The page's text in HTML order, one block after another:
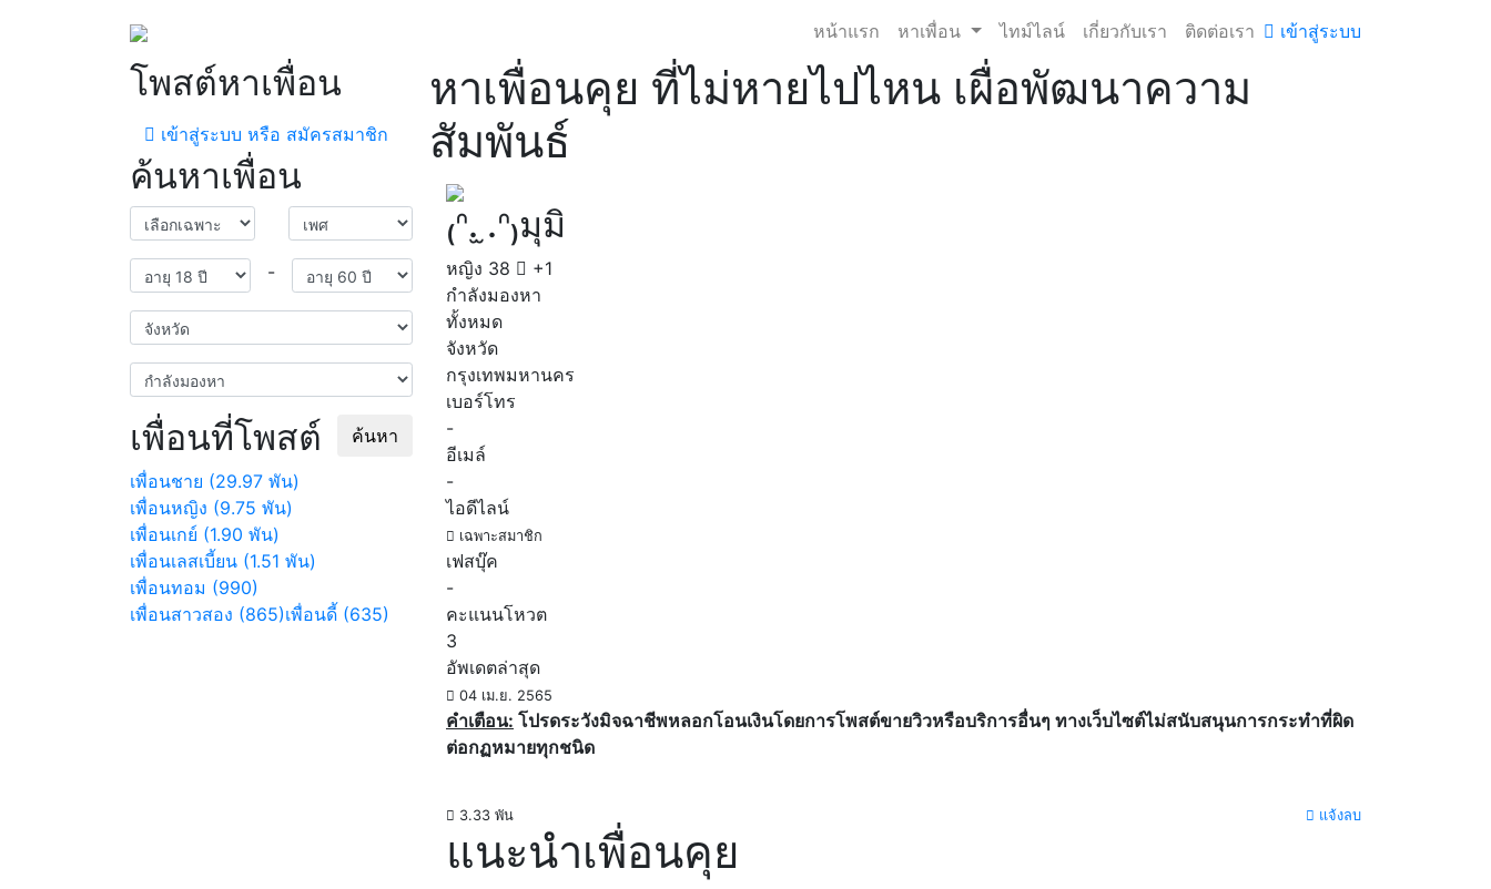
หน้าแรก หาเพื่อน ไทม์ไลน์ เกี่ยวกับเรา ติดต่อเรา เข้าสู่ระบบ
โพสต์หาเพื่อน
เข้าสู่ระบบ หรือ สมัครสมาชิก
ค้นหาเพื่อน
-
ค้นหา
เพื่อนที่โพสต์
เพื่อนชาย (29.97 พัน)
เพื่อนหญิง (9.75 พัน)
เพื่อนเกย์ (1.90 พัน)
เพื่อนเลสเบี้ยน (1.51 พัน)
เพื่อนทอม (990)
เพื่อนสาวสอง (865)เพื่อนดี้ (635)
หาเพื่อนคุย ที่ไม่หายไปไหน เผื่อพัฒนาความ
สัมพันธ์
₍ᐢ. ̫.ᐢ₎มุมิ
หญิง 38
+1
กำลังมองหา
ทั้งหมด
จังหวัด
กรุงเทพมหานคร
เบอร์โทร
-
อีเมล์
-
ไอดีไลน์
เฉพาะสมาชิก
เฟสบุ๊ค
-
คะแนนโหวต
3
อัพเดตล่าสุด
04 เม.ย. 2565
คำเตือน: โปรดระวังมิจฉาชีพหลอกโอนเงินโดยการโพสต์ขายวิวหรือบริการอื่นๆ ทางเว็บไซต์ไม่สนับสนุนการกระทำที่ผิด
ต่อกฏหมายทุกชนิด
3.33 พัน แจ้งลบ
แนะนำเพื่อนคุย